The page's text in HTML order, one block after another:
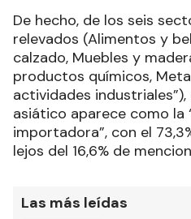
De hecho, de los seis
relevados (Alimentos y
calzado, Muebles y
productos químicos,
actividades
asiático aparece como la
importadora”, con el
lejos del 16,6% de
Las más leídas